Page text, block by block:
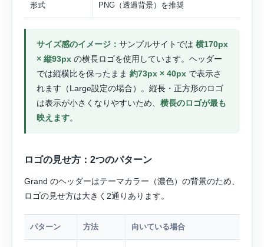
形式 PNG（透過背景）を推奨
サイズ感のイメージ： サンプルサイトでは 横170px
× 縦93px の横長ロゴを使用しています。ヘッダー
では縦横比を保ったまま 約73px × 40px で表示さ
れます（Large設定の場合）。縦長・正方形のロゴ
は表示が小さくなりやすいため、 横長のロゴが最も
映えます。
ロゴの見せ方：2つのパターン
Grand のヘッダーはテーマカラー（濃色）の背景のため、
ロゴの見せ方は大きく2通りあります。
パターン 方法 向いている場合